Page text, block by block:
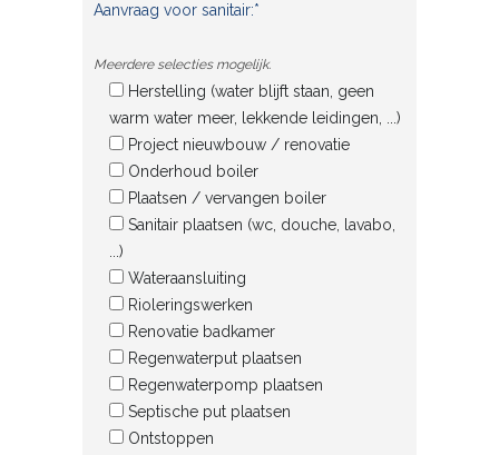
Aanvraag voor sanitair:*
Meerdere selecties mogelijk.
Herstelling (water blijft staan, geen
warm water meer, lekkende leidingen, ...)
Project nieuwbouw / renovatie
Onderhoud boiler
Plaatsen / vervangen boiler
Sanitair plaatsen (wc, douche, lavabo,
...)
Wateraansluiting
Rioleringswerken
Renovatie badkamer
Regenwaterput plaatsen
Regenwaterpomp plaatsen
Septische put plaatsen
Ontstoppen